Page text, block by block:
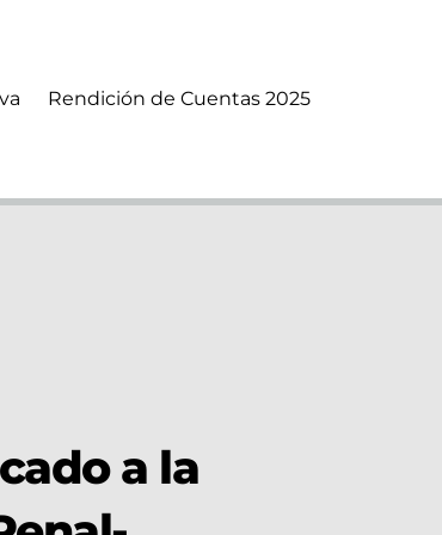
Rendición de Cuentas 2025
a la